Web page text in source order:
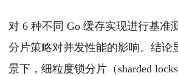
对 6 种不同 Go 缓存实现进行基准
分片策略对并发性能的影响。结论
景下，细粒度锁分片（sharded